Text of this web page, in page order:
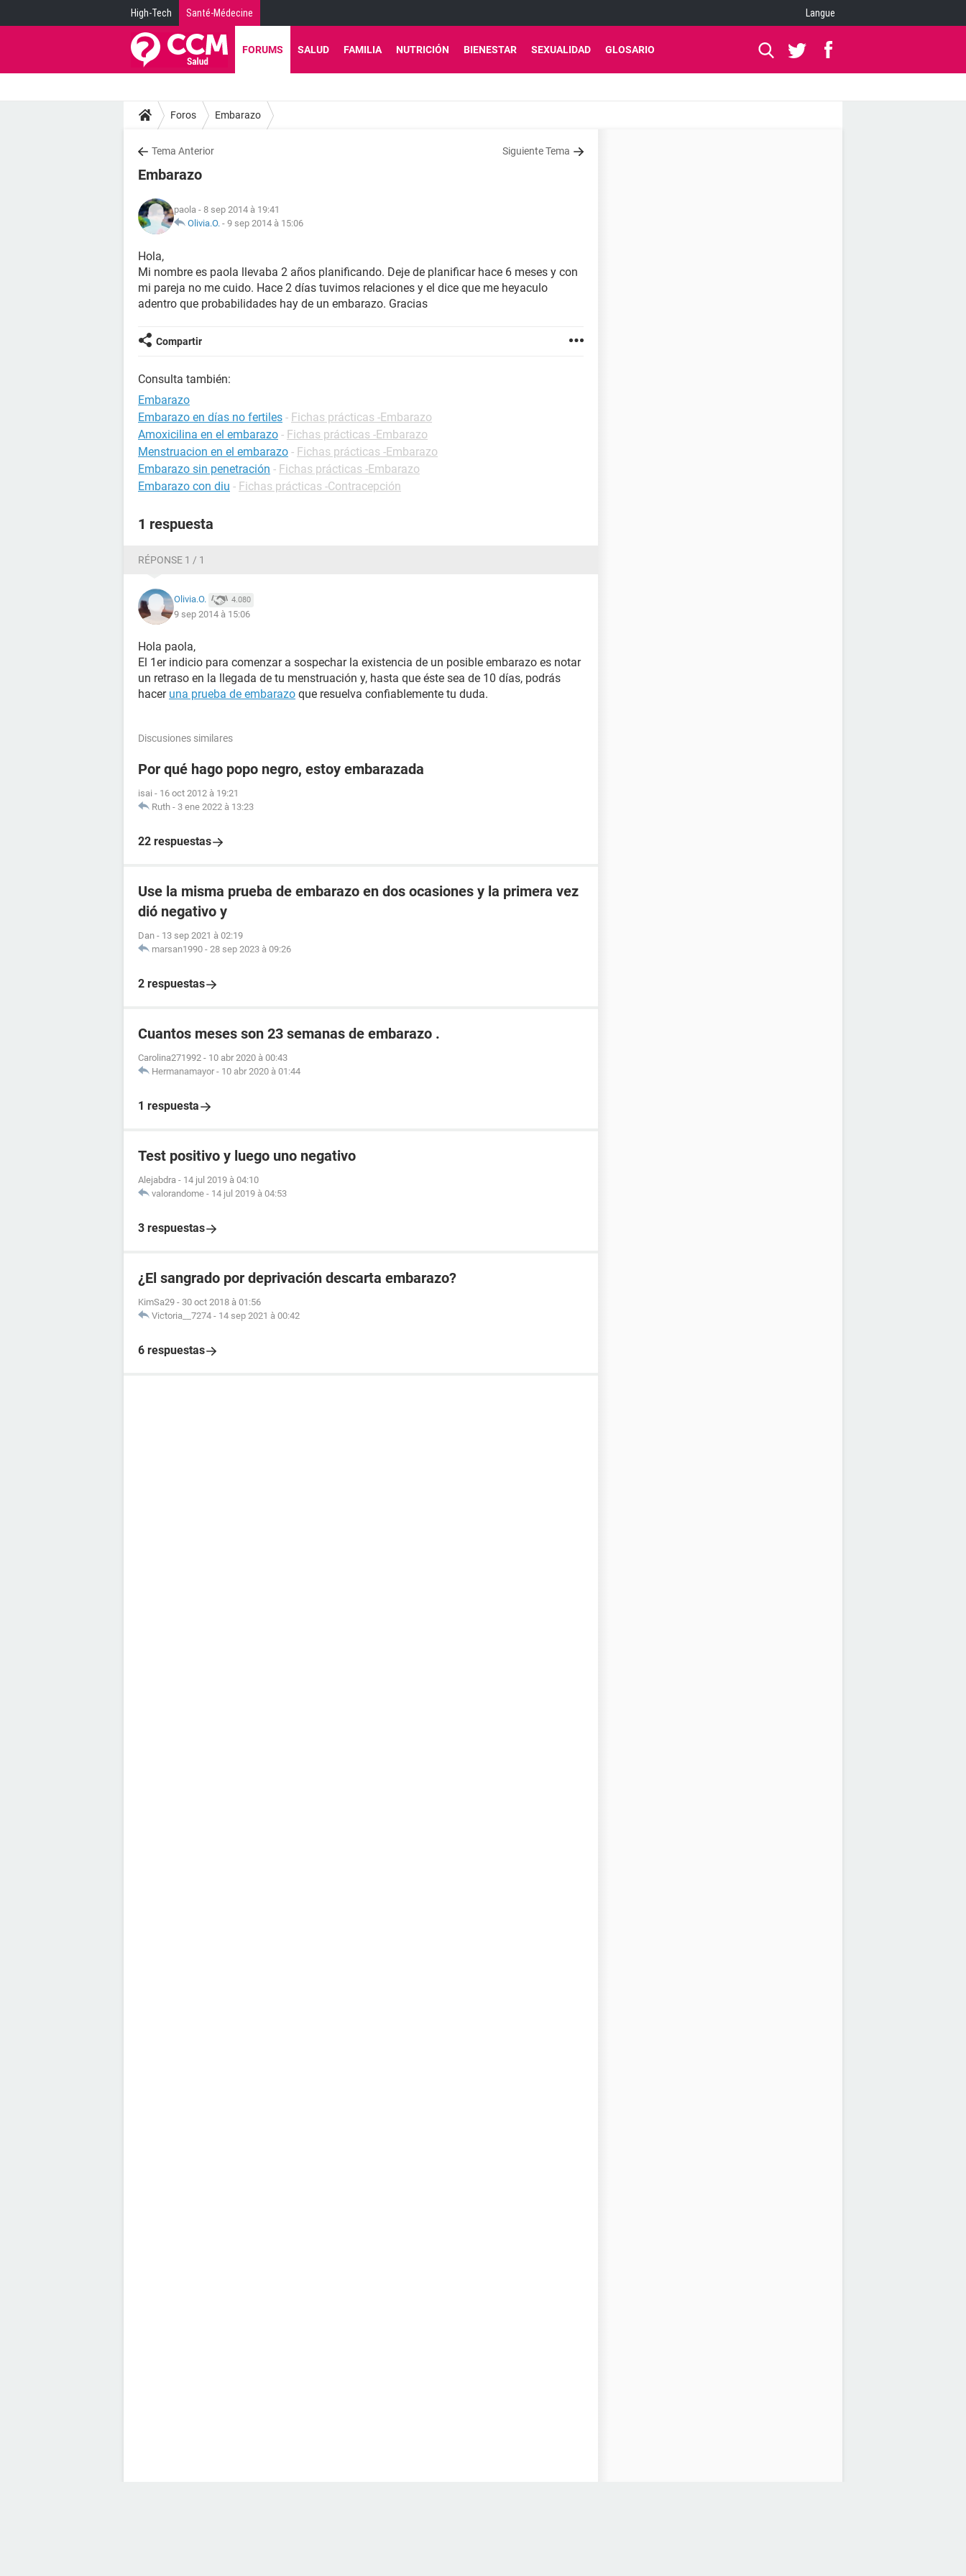
High-Tech Santé-Médecine Langue
FORUMS SALUD FAMILIA NUTRICIÓN BIENESTAR SEXUALIDAD GLOSARIO
Foros Embarazo
Tema Anterior Siguiente Tema
Embarazo
paola - 8 sep 2014 à 19:41
Olivia.O. - 9 sep 2014 à 15:06
Hola,
Mi nombre es paola llevaba 2 años planificando. Deje de planificar hace 6 meses y con
mi pareja no me cuido. Hace 2 días tuvimos relaciones y el dice que me heyaculo
adentro que probabilidades hay de un embarazo. Gracias
Compartir
Consulta también:
Embarazo
Embarazo en días no fertiles - Fichas prácticas -Embarazo
Amoxicilina en el embarazo - Fichas prácticas -Embarazo
Menstruacion en el embarazo - Fichas prácticas -Embarazo
Embarazo sin penetración - Fichas prácticas -Embarazo
Embarazo con diu - Fichas prácticas -Contracepción
1 respuesta
RÉPONSE 1 / 1
Olivia.O. 4.080
9 sep 2014 à 15:06
Hola paola,
El 1er indicio para comenzar a sospechar la existencia de un posible embarazo es notar
un retraso en la llegada de tu menstruación y, hasta que éste sea de 10 días, podrás
hacer una prueba de embarazo que resuelva confiablemente tu duda.
Discusiones similares
Por qué hago popo negro, estoy embarazada
isai - 16 oct 2012 à 19:21
Ruth - 3 ene 2022 à 13:23
22 respuestas
Use la misma prueba de embarazo en dos ocasiones y la primera vez
dió negativo y
Dan - 13 sep 2021 à 02:19
marsan1990 - 28 sep 2023 à 09:26
2 respuestas
Cuantos meses son 23 semanas de embarazo .
Carolina271992 - 10 abr 2020 à 00:43
Hermanamayor - 10 abr 2020 à 01:44
1 respuesta
Test positivo y luego uno negativo
Alejabdra - 14 jul 2019 à 04:10
valorandome - 14 jul 2019 à 04:53
3 respuestas
¿El sangrado por deprivación descarta embarazo?
KimSa29 - 30 oct 2018 à 01:56
Victoria__7274 - 14 sep 2021 à 00:42
6 respuestas